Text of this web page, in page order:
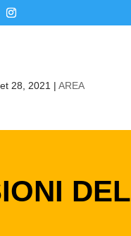
28, 2021 |AREA
DEL